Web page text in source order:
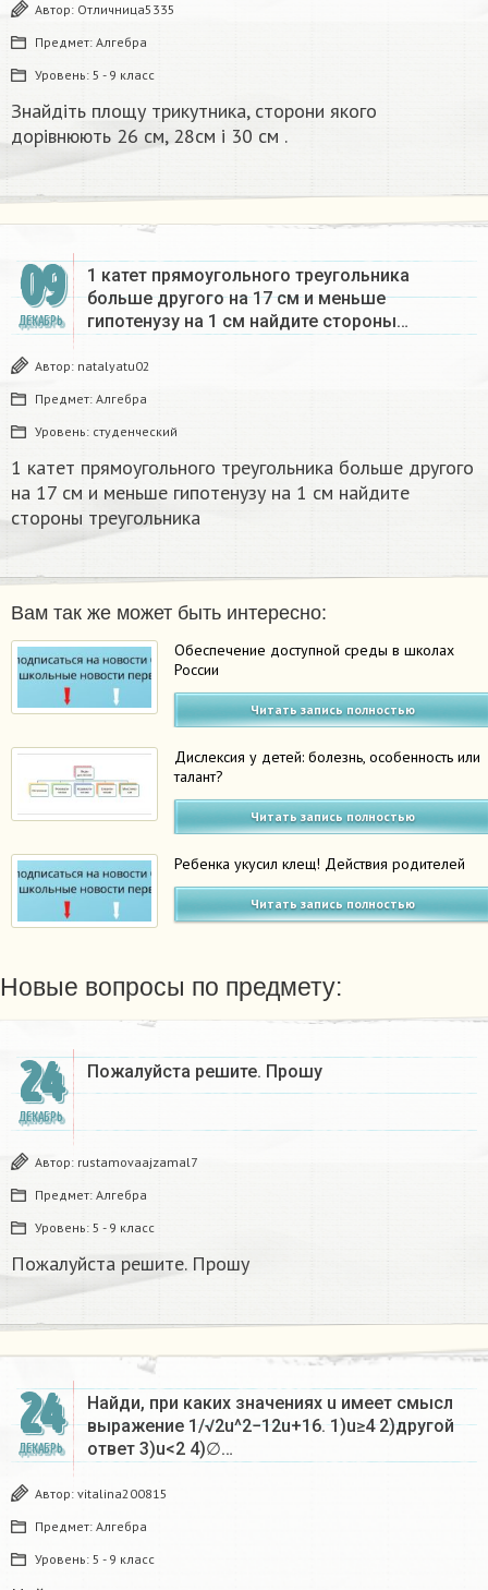
Автор: Отличница5335
Предмет: Алгебра
Уровень: 5 - 9 класс
Знайдіть площу трикутника, сторони якого
дорівнюють 26 см, 28см і 30 см .
09
ДЕКАБРЬ
1 катет прямоугольного треугольника
больше другого на 17 см и меньше
гипотенузу на 1 см найдите стороны…
Автор: natalyatu02
Предмет: Алгебра
Уровень: студенческий
1 катет прямоугольного треугольника больше другого
на 17 см и меньше гипотенузу на 1 см найдите
стороны треугольника ​
Вам так же может быть интересно:
Обеспечение доступной среды в школах
России
Читать запись полностью
Дислексия у детей: болезнь, особенность или
талант?
Читать запись полностью
Ребенка укусил клещ! Действия родителей
Читать запись полностью
Новые вопросы по предмету:
24
ДЕКАБРЬ
Пожалуйста решите. Прошу
Автор: rustamovaajzamal7
Предмет: Алгебра
Уровень: 5 - 9 класс
Пожалуйста решите. Прошу
24
ДЕКАБРЬ
Найди, при каких значениях u имеет смысл
выражение 1/√2u^2−12u+16. 1)u≥4 2)другой
ответ 3)u<2 4)∅…
Автор: vitalina200815
Предмет: Алгебра
Уровень: 5 - 9 класс